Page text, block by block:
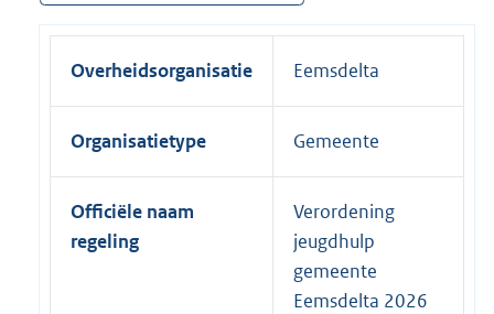
Overheidsorganisatie Eemsdelta
Organisatietype Gemeente
Officiële naam
regeling
Verordening
jeugdhulp
gemeente
Eemsdelta 2026